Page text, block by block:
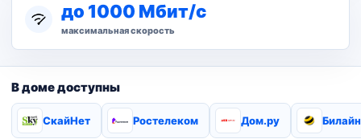
до 1000 Мбит/с
максимальная скорость
В доме доступны
СкайНет Ростелеком Дом.ру Билайн